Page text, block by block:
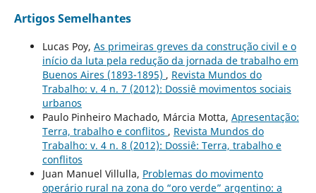
Artigos Semelhantes
Lucas Poy, As primeiras greves da construção civil e o
início da luta pela redução da jornada de trabalho em
Buenos Aires (1893-1895) , Revista Mundos do
Trabalho: v. 4 n. 7 (2012): Dossiê movimentos sociais
urbanos
Paulo Pinheiro Machado, Márcia Motta, Apresentação:
Terra, trabalho e conflitos , Revista Mundos do
Trabalho: v. 4 n. 8 (2012): Dossiê: Terra, trabalho e
conflitos
Juan Manuel Villulla, Problemas do movimento
operário rural na zona do “oro verde” argentino: a